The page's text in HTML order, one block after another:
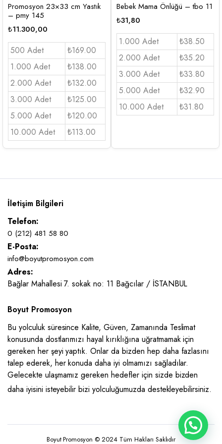
Promosyon 23×33 cm Yastık
– pmy 145
₺11.300,00
500 Adet
₺169.00
1.000 Adet
₺138.00
2.000 Adet
₺132.00
3.000 Adet
₺125.00
5.000 Adet
₺120.00
10.000 Adet
₺113.00
Bebek Mama Önlüğü – tbo 11
₺31,80
1.000 Adet
₺38.50
2.000 Adet
₺35.20
3.000 Adet
₺33.80
5.000 Adet
₺32.90
10.000 Adet
₺31.80
İletişim Bilgileri
Telefon:
0 (212) 481 58 80
E-Posta:
info@boyutpromosyon.com
Adres:
Bağlar Mahallesi 7. sokak no: 11 Bağcılar / İSTANBUL
Boyut Promosyon
Bu yolculuk süresince Kalite, Güven, Zamanında Teslimat
konusunda dostlarımızı hayal kırıklığına uğratmamak için
gereken her şeyi yaptık. Onlar da bizden hep daha fazlasını
talep ederek, her konuda daha iyi olmamızı sağladılar.
Gelecekte ulaşmamız gereken hedefler için sizde bizden
daha iyisini isteyebilir bizi yolculuğumuzda destekleyebilirsiniz.
Boyut Promosyon © 2024 Tüm Hakları Saklıdır